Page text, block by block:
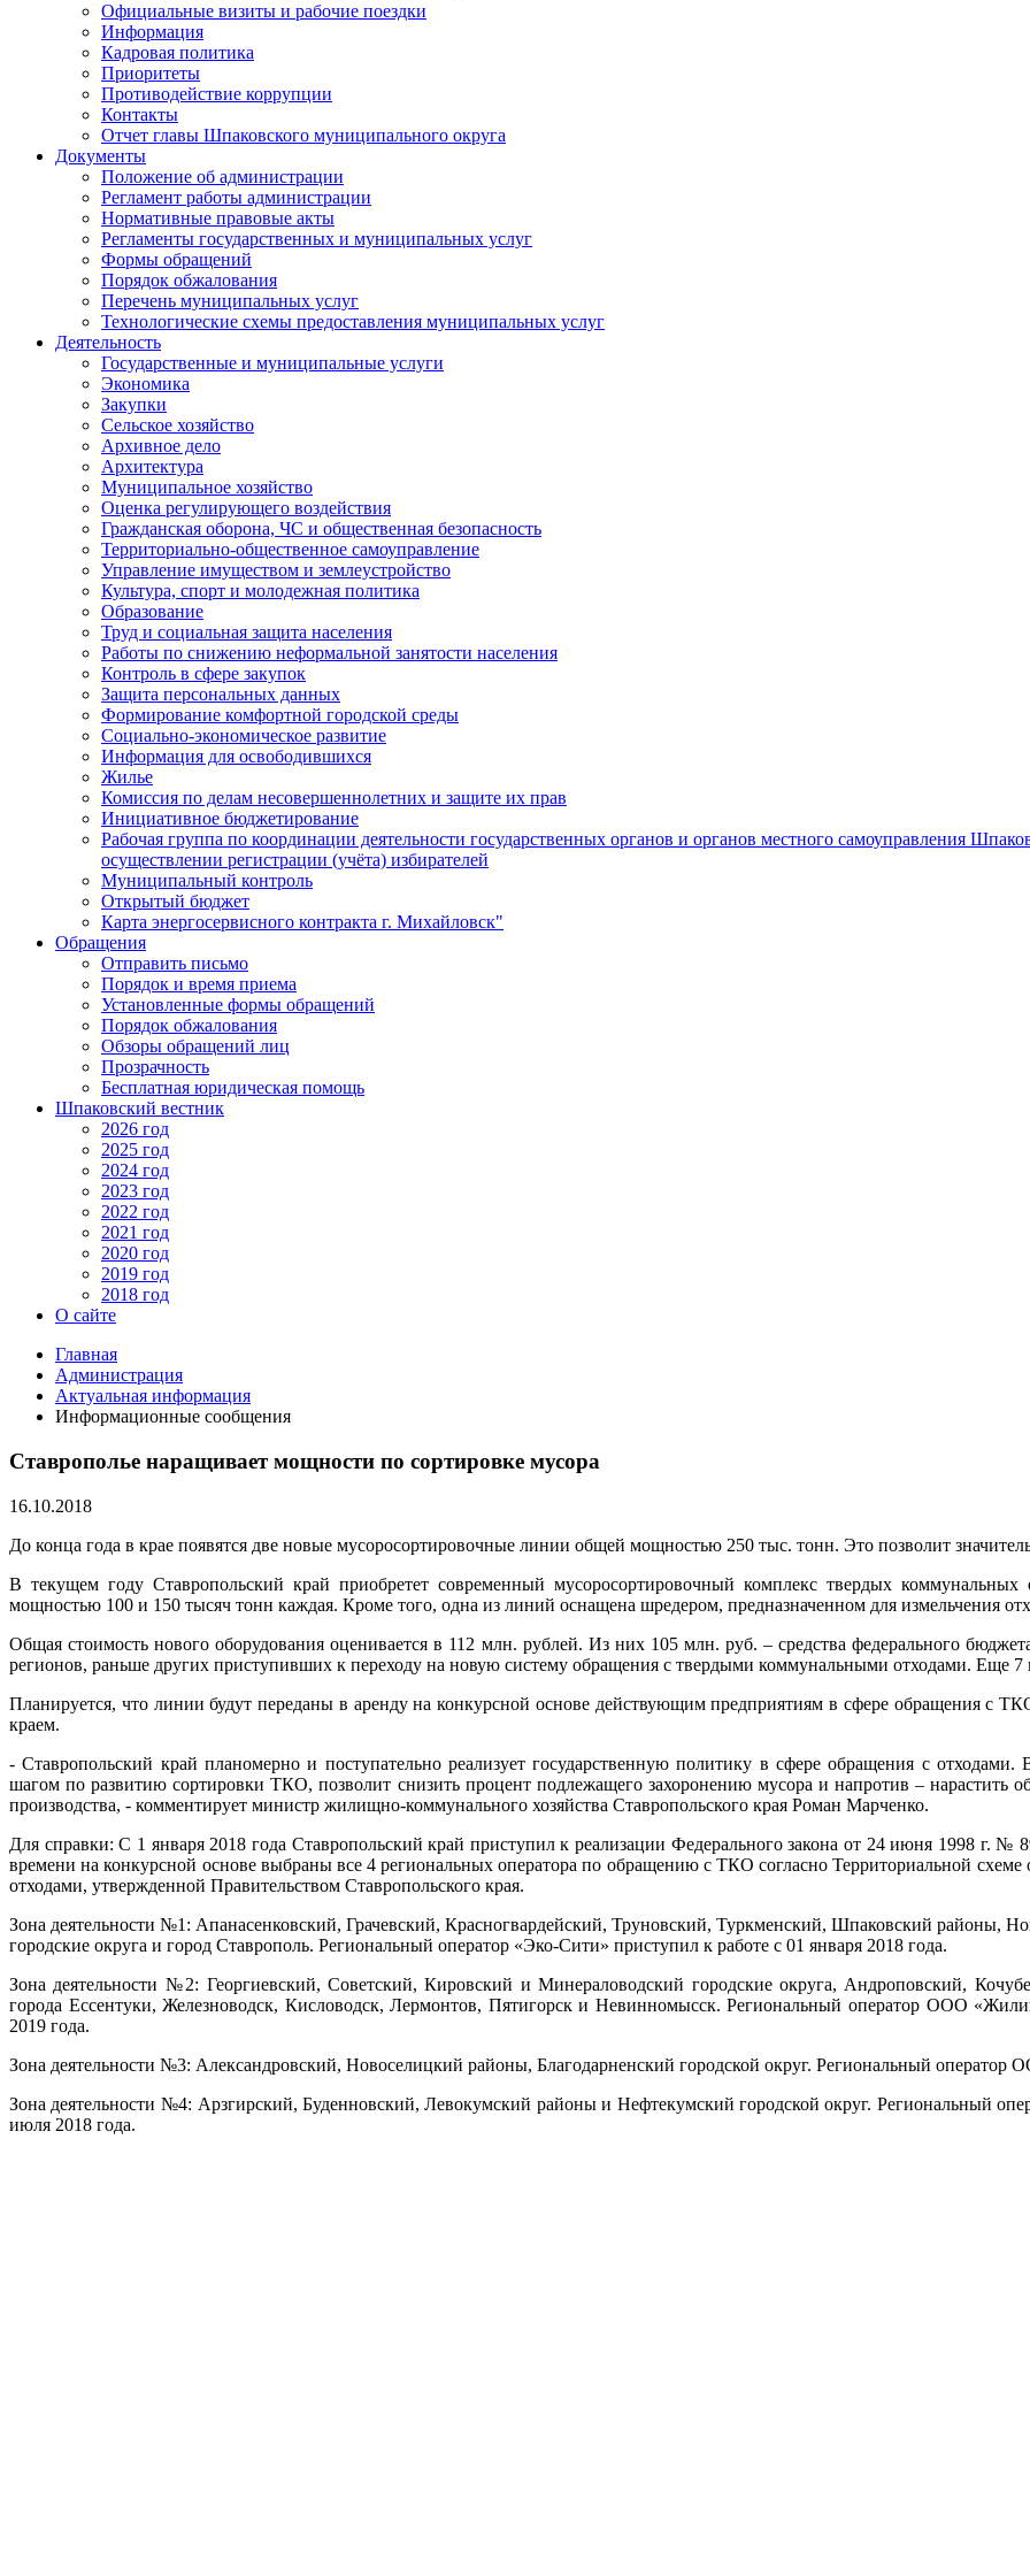
Официальные визиты и рабочие поездки
Информация
Кадровая политика
Приоритеты
Противодействие коррупции
Контакты
Отчет главы Шпаковского муниципального округа
Документы
Положение об администрации
Регламент работы администрации
Нормативные правовые акты
Регламенты государственных и муниципальных услуг
Формы обращений
Порядок обжалования
Перечень муниципальных услуг
Технологические схемы предоставления муниципальных услуг
Деятельность
Государственные и муниципальные услуги
Экономика
Закупки
Сельское хозяйство
Архивное дело
Архитектура
Муниципальное хозяйство
Оценка регулирующего воздействия
Гражданская оборона, ЧС и общественная безопасность
Территориально-общественное самоуправление
Управление имуществом и землеустройство
Культура, спорт и молодежная политика
Образование
Труд и социальная защита населения
Работы по снижению неформальной занятости населения
Контроль в сфере закупок
Защита персональных данных
Формирование комфортной городской среды
Социально-экономическое развитие
Информация для освободившихся
Жилье
Комиссия по делам несовершеннолетних и защите их прав
Инициативное бюджетирование
Рабочая группа по координации деятельности государственных органов и органов местного самоуправления
осуществлении регистрации (учёта) избирателей
Муниципальный контроль
Открытый бюджет
Карта энергосервисного контракта г. Михайловск"
Обращения
Отправить письмо
Порядок и время приема
Установленные формы обращений
Порядок обжалования
Обзоры обращений лиц
Прозрачность
Бесплатная юридическая помощь
Шпаковский вестник
2026 год
2025 год
2024 год
2023 год
2022 год
2021 год
2020 год
2019 год
2018 год
О сайте
Главная
Администрация
Актуальная информация
Информационные сообщения
Ставрополье наращивает мощности по сортировке мусора
16.10.2018
До конца года в крае появятся две новые мусоросортировочные линии общей мощностью 250 тыс. тонн. Это позволит
В текущем году Ставропольский край приобретет современный мусоросортировочный комплекс твердых
мощностью 100 и 150 тысяч тонн каждая. Кроме того, одна из линий оснащена шредером, предназначенном для измельчения
Общая стоимость нового оборудования оценивается в 112 млн. рублей. Из них 105 млн. руб. – средства федерального
регионов, раньше других приступивших к переходу на новую систему обращения с твердыми коммунальными отходами. Еще 7
Планируется, что линии будут переданы в аренду на конкурсной основе действующим предприятиям в сфере обращения с
краем.
- Ставропольский край планомерно и поступательно реализует государственную политику в сфере обращения с
шагом по развитию сортировки ТКО, позволит снизить процент подлежащего захоронению мусора и напротив – нарастить
производства, - комментирует министр жилищно-коммунального хозяйства Ставропольского края Роман Марченко.
Для справки: С 1 января 2018 года Ставропольский край приступил к реализации Федерального закона от 24 июня 1998 г.
времени на конкурсной основе выбраны все 4 региональных оператора по обращению с ТКО согласно Территориальной
отходами, утвержденной Правительством Ставропольского края.
Зона деятельности №1: Апанасенковский, Грачевский, Красногвардейский, Труновский, Туркменский, Шпаковский районы,
городские округа и город Ставрополь. Региональный оператор «Эко-Сити» приступил к работе с 01 января 2018 года.
Зона деятельности №2: Георгиевский, Советский, Кировский и Минераловодский городские округа, Андроповский,
города Ессентуки, Железноводск, Кисловодск, Лермонтов, Пятигорск и Невинномысск. Региональный оператор ООО
2019 года.
Зона деятельности №3: Александровский, Новоселицкий районы, Благодарненский городской округ. Региональный оператор
Зона деятельности №4: Арзгирский, Буденновский, Левокумский районы и Нефтекумский городской округ. Региональный
июля 2018 года.